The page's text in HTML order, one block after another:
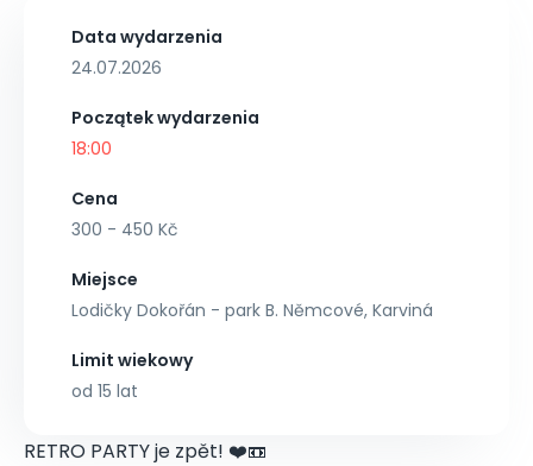
Data wydarzenia
24.07.2026
Początek wydarzenia
18:00
Cena
300 - 450 Kč
Miejsce
Lodičky Dokořán - park B. Němcové, Karviná
Limit wiekowy
od 15 lat
RETRO PARTY je zpět! ❤️📼